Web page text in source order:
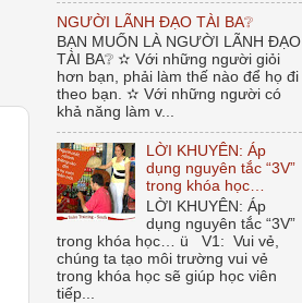
NGƯỜI LÃNH ĐẠO TÀI BA❔
BẠN MUỐN LÀ NGƯỜI LÃNH ĐẠO
TÀI BA❔ ✫ Với những người giỏi
hơn bạn, phải làm thế nào để họ đi
theo bạn. ✫ Với những người có
khả năng làm v...
LỜI KHUYÊN: Áp
dụng nguyên tắc “3V”
trong khóa học…
LỜI KHUYÊN: Áp
dụng nguyên tắc “3V”
trong khóa học… ü V1: Vui vẻ,
chúng ta tạo môi trường vui vẻ
trong khóa học sẽ giúp học viên
tiếp...